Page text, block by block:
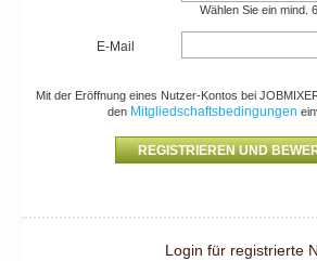
Wählen Sie ein mind.
E-Mail
Mit der Eröffnung eines Nutzer-Kontos bei
den Mitgliedschaftsbedingungen
Login für registrierte